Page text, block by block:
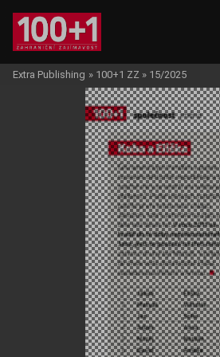
Extra Publishing » 100+1 ZZ » 15/2025